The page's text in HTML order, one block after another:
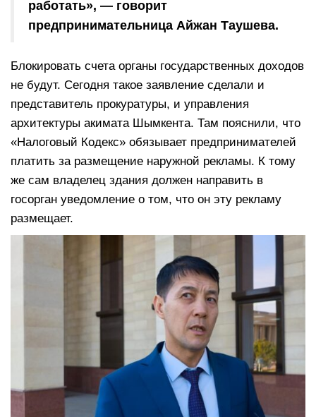
работать», — говорит
предпринимательница Айжан Таушева.
Блокировать счета органы государственных доходов
не будут. Сегодня такое заявление сделали и
представитель прокуратуры, и управления
архитектуры акимата Шымкента. Там пояснили, что
«Налоговый Кодекс» обязывает предпринимателей
платить за размещение наружной рекламы. К тому
же сам владелец здания должен направить в
госорган уведомление о том, что он эту рекламу
размещает.